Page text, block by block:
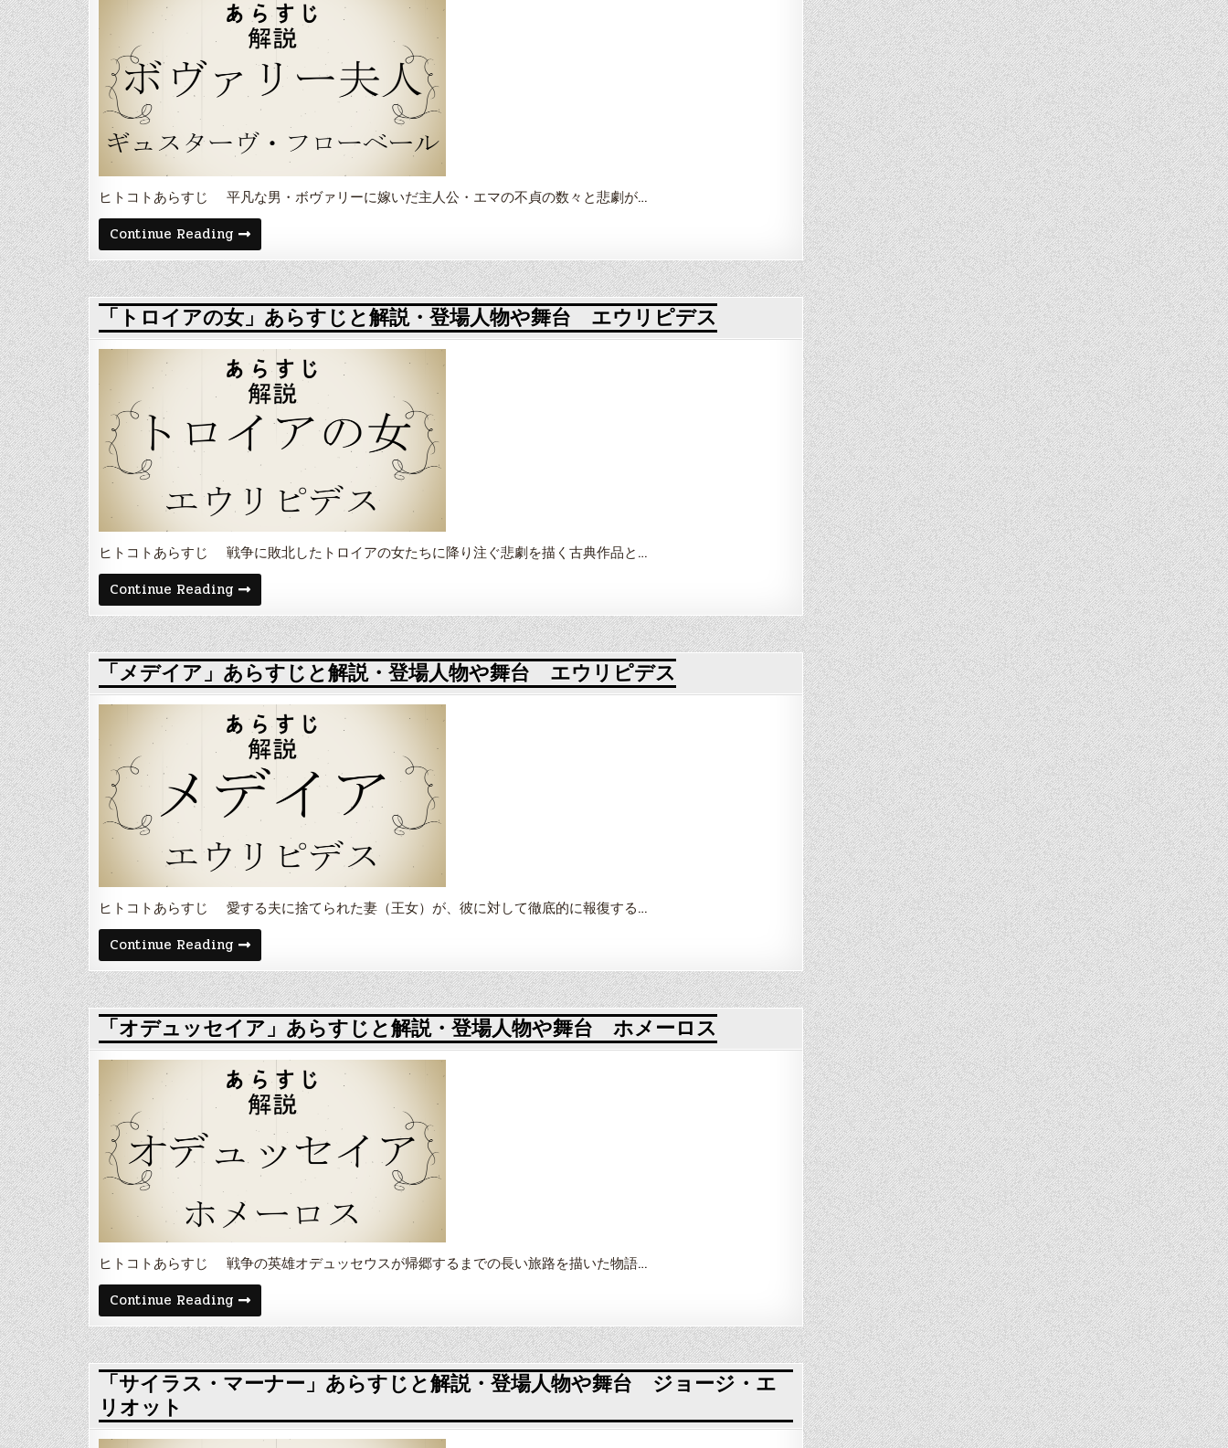
解
説・
人
物
台
ジ
ョ
ジ
ュ・
サ
ン
ド
ヒトコトあらすじ 平凡な男・ボヴァリーに嫁いだ主人公・エマの不貞の数々と悲劇が…
Continue Reading 「ボ
ヴ
ァ
リ
ー
夫
人」
あ
ら
す
じ
と
説・
登
場
舞
台
ギ
ュ
ス
タ
ー
ヴ・
フ
ロ
ー
ベ
ー
ル
「トロイアの女」あらすじと解説・登場人物や舞台 エウリピデス
ヒトコトあらすじ 戦争に敗北したトロイアの女たちに降り注ぐ悲劇を描く古典作品と…
Continue Reading 「ト
ロ
イ
ア
の
女」
あ
ら
す
じ
と
解
説・
場
人
物
台
エ
ウ
リ
ピ
デ
ス
「メデイア」あらすじと解説・登場人物や舞台 エウリピデス
ヒトコトあらすじ 愛する夫に捨てられた妻（王女）が、彼に対して徹底的に報復する…
Continue Reading 「メ
デ
イ
ア」
あ
ら
す
じ
と
解
説・
登
や
舞
ウ
リ
デ
ス
「オデュッセイア」あらすじと解説・登場人物や舞台 ホメーロス
ヒトコトあらすじ 戦争の英雄オデュッセウスが帰郷するまでの長い旅路を描いた物語…
Continue Reading 「オ
デ
ュ
ッ
セ
イ
ア」
あ
す
じ
「サイラス・マーナー」あらすじと解説・登場人物や舞台 ジョージ・エ
リオット